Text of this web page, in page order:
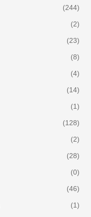
(244)
(2)
(23)
(8)
(4)
(14)
(1)
(128)
(2)
(28)
(0)
(46)
(1)